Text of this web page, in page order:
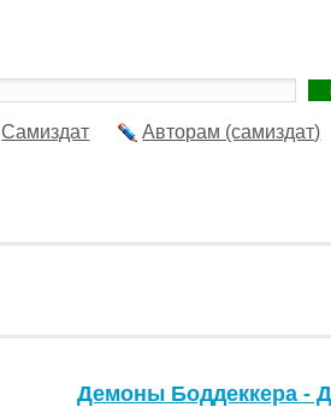
Самиздат Авторам (самиздат)
Демоны Боддеккера -